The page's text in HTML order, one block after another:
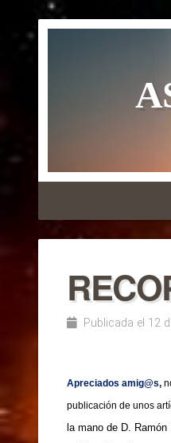
Publicada el 12
Apreciados amig@s,
publicación de unos
la mano de D.